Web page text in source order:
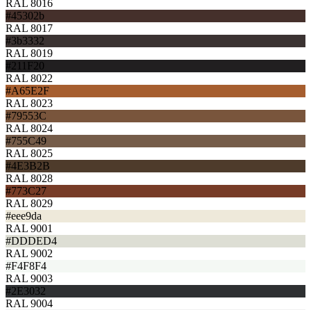
RAL 8016
#45302b
RAL 8017
#3b3332
RAL 8019
#211F20
RAL 8022
#A65E2F
RAL 8023
#79553C
RAL 8024
#755C49
RAL 8025
#4E3B2B
RAL 8028
#773C27
RAL 8029
#eee9da
RAL 9001
#DDDED4
RAL 9002
#F4F8F4
RAL 9003
#2E3032
RAL 9004